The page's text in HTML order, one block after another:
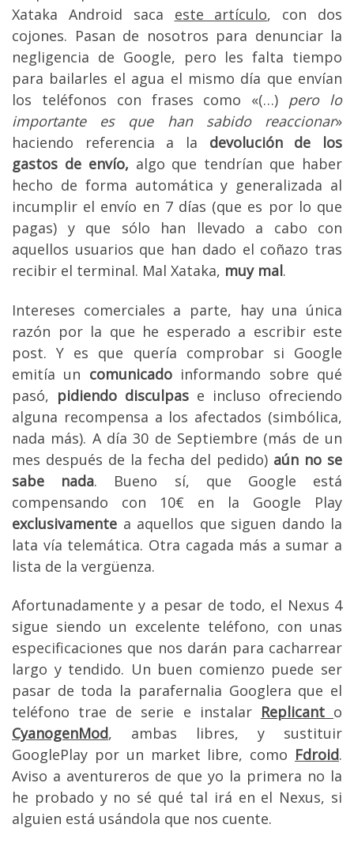
Xataka Android saca este artículo, con dos
cojones. Pasan de nosotros para denunciar la
negligencia de Google, pero les falta tiempo
para bailarles el agua el mismo día que envían
los teléfonos con frases como «(…) pero lo
importante es que han sabido reaccionar»
haciendo referencia a la devolución de los
gastos de envío, algo que tendrían que haber
hecho de forma automática y generalizada al
incumplir el envío en 7 días (que es por lo que
pagas) y que sólo han llevado a cabo con
aquellos usuarios que han dado el coñazo tras
recibir el terminal. Mal Xataka, muy mal.
Intereses comerciales a parte, hay una única
razón por la que he esperado a escribir este
post. Y es que quería comprobar si Google
emitía un comunicadoinformando sobre qué
pasó, pidiendo disculpas e incluso ofreciendo
alguna recompensa a los afectados (simbólica,
nada más). A día 30 de Septiembre (más de un
mes después de la fecha del pedido) aún no se
sabe nada. Bueno sí, que Google está
compensando con 10€ en la Google Play
exclusivamente a aquellos que siguen dando la
lata vía telemática. Otra cagada más a sumar a
lista de la vergüenza.
Afortunadamente y a pesar de todo, el Nexus 4
sigue siendo un excelente teléfono, con unas
especificaciones que nos darán para cacharrear
largo y tendido. Un buen comienzo puede ser
pasar de toda la parafernalia Googlera que el
teléfono trae de serie e instalar Replicant o
CyanogenMod, ambas libres, y sustituir
GooglePlay por un market libre, como Fdroid.
Aviso a aventureros de que yo la primera no la
he probado y no sé qué tal irá en el Nexus, si
alguien está usándola que nos cuente.